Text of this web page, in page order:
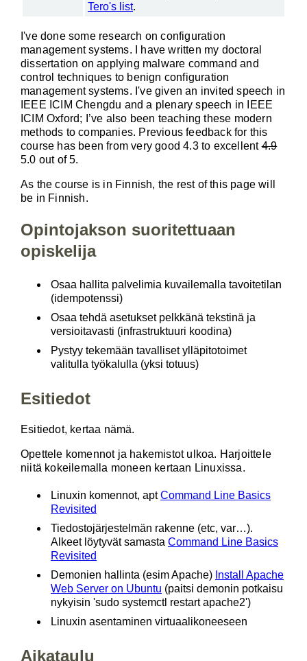
Tero's list.
I've done some research on configuration
management systems. I have written my doctoral
dissertation on applying malware command and
control techniques to benign configuration
management systems. I've given an invited speech in
IEEE ICIM Chengdu and a plenary speech in IEEE
ICIM Oxford; I’ve also been teaching these modern
methods to companies. Previous feedback for this
course has been from very good 4.3 to excellent4.9
5.0 out of 5.
As the course is in Finnish, the rest of this page will
be in Finnish.
Opintojakson suoritettuaan
opiskelija
Osaa hallita palvelimia kuvailemalla tavoitetilan
(idempotenssi)
Osaa tehdä asetukset pelkkänä tekstinä ja
versioitavasti (infrastruktuuri koodina)
Pystyy tekemään tavalliset ylläpitotoimet
valitulla työkalulla (yksi totuus)
Esitiedot
Esitiedot, kertaa nämä.
Opettele komennot ja hakemistot ulkoa. Harjoittele
niitä kokeilemalla moneen kertaan Linuxissa.
Linuxin komennot, aptCommand Line Basics
Revisited
Tiedostojärjestelmän rakenne (etc, var…).
Alkeet löytyvät samasta Command Line Basics
Revisited
Demonien hallinta (esim Apache) Install Apache
Web Server on Ubuntu (paitsi demonin potkaisu
nykyisin 'sudo systemctl restart apache2')
Linuxin asentaminen virtuaalikoneeseen
Aikataulu